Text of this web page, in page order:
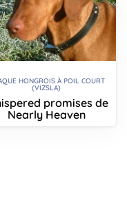
HONGROIS À POIL COURT
(VIZSLA)
promises de
Nearly Heaven